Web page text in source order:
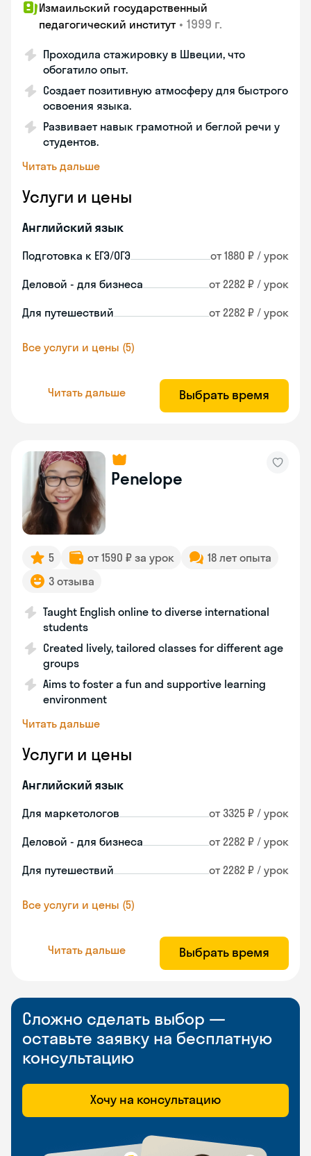
Измаильский государственный
педагогический институт • 1999 г.
Проходила стажировку в Швеции, что
обогатило опыт.
Создает позитивную атмосферу для быстрого
освоения языка.
Развивает навык грамотной и беглой речи у
студентов.
Читать дальше
Услуги и цены
Английский язык
Подготовка к ЕГЭ/ОГЭ от 1880 ₽ / урок
Деловой - для бизнеса от 2282 ₽ / урок
Для путешествий от 2282 ₽ / урок
Все услуги и цены (5)
Читать дальше Выбрать время
Penelope
5 от 1590 ₽ за урок
18 лет опыта
3 отзыва
Taught English online to diverse international
students
Created lively, tailored classes for different age
groups
Aims to foster a fun and supportive learning
environment
Читать дальше
Услуги и цены
Английский язык
Для маркетологов от 3325 ₽ / урок
Деловой - для бизнеса от 2282 ₽ / урок
Для путешествий от 2282 ₽ / урок
Все услуги и цены (5)
Читать дальше Выбрать время
Сложно сделать выбор —
оставьте заявку на бесплатную
консультацию
Хочу на консультацию